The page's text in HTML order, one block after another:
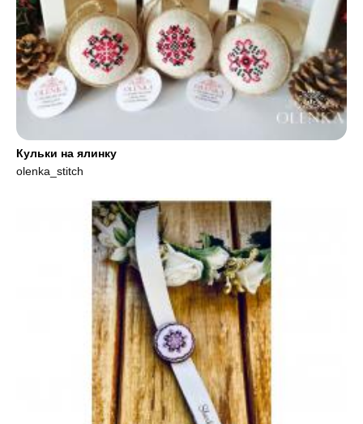
Кульки на ялинку
olenka_stitch